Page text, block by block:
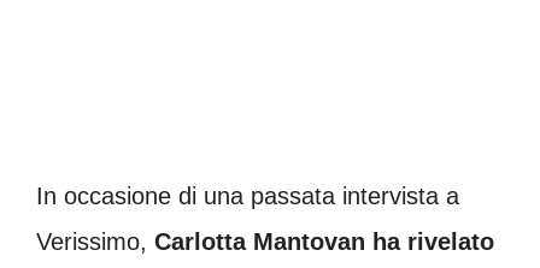
In occasione di una passata intervista a
Verissimo, Carlotta Mantovan ha rivelato